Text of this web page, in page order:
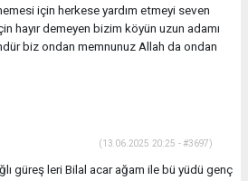
için herkese yardım etmeyi seven
hayır demeyen bizim köyün uzun adamı
biz ondan memnunuz Allah da ondan
(13.06.2025 20:25 - #3697)
güreş leri Bilal acar ağam ile bü yüdü genç